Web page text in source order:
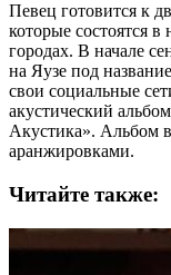
Певец готовится к
которые состоятся
городах. В начале
на Яузе под
свои социальные
акустический
Акустика». Альбом
аранжировками.
Читайте также: